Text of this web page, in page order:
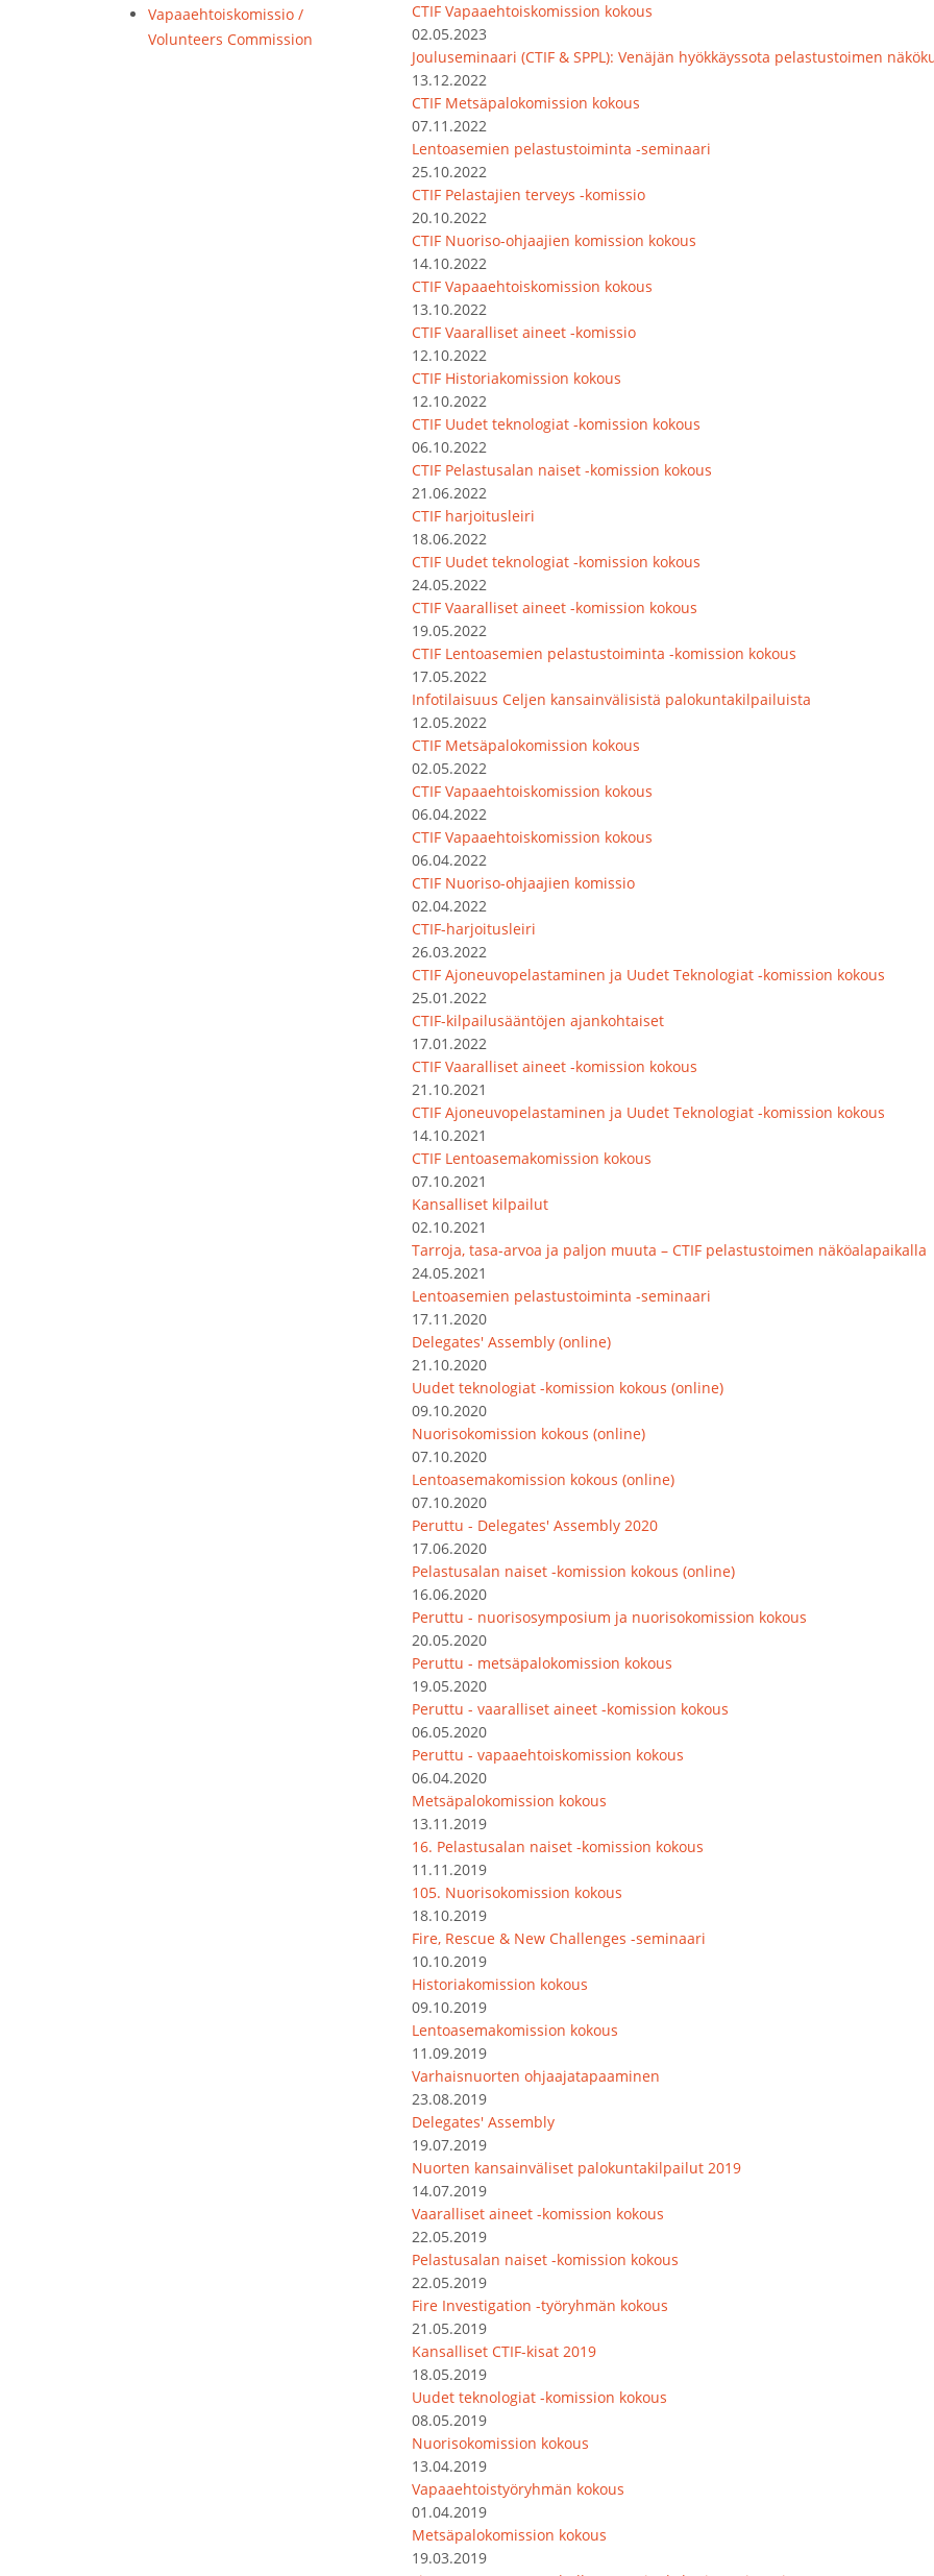
Vapaaehtoiskomissio /
Volunteers Commission
CTIF Vapaaehtoiskomission kokous
02.05.2023
Jouluseminaari (CTIF & SPPL): Venäjän hyökkäyssota pelastustoimen
13.12.2022
CTIF Metsäpalokomission kokous
07.11.2022
Lentoasemien pelastustoiminta -seminaari
25.10.2022
CTIF Pelastajien terveys -komissio
20.10.2022
CTIF Nuoriso-ohjaajien komission kokous
14.10.2022
CTIF Vapaaehtoiskomission kokous
13.10.2022
CTIF Vaaralliset aineet -komissio
12.10.2022
CTIF Historiakomission kokous
12.10.2022
CTIF Uudet teknologiat -komission kokous
06.10.2022
CTIF Pelastusalan naiset -komission kokous
21.06.2022
CTIF harjoitusleiri
18.06.2022
CTIF Uudet teknologiat -komission kokous
24.05.2022
CTIF Vaaralliset aineet -komission kokous
19.05.2022
CTIF Lentoasemien pelastustoiminta -komission kokous
17.05.2022
Infotilaisuus Celjen kansainvälisistä palokuntakilpailuista
12.05.2022
CTIF Metsäpalokomission kokous
02.05.2022
CTIF Vapaaehtoiskomission kokous
06.04.2022
CTIF Vapaaehtoiskomission kokous
06.04.2022
CTIF Nuoriso-ohjaajien komissio
02.04.2022
CTIF-harjoitusleiri
26.03.2022
CTIF Ajoneuvopelastaminen ja Uudet Teknologiat -komission kokous
25.01.2022
CTIF-kilpailusääntöjen ajankohtaiset
17.01.2022
CTIF Vaaralliset aineet -komission kokous
21.10.2021
CTIF Ajoneuvopelastaminen ja Uudet Teknologiat -komission kokous
14.10.2021
CTIF Lentoasemakomission kokous
07.10.2021
Kansalliset kilpailut
02.10.2021
Tarroja, tasa-arvoa ja paljon muuta – CTIF pelastustoimen näköalapaikalla
24.05.2021
Lentoasemien pelastustoiminta -seminaari
17.11.2020
Delegates' Assembly (online)
21.10.2020
Uudet teknologiat -komission kokous (online)
09.10.2020
Nuorisokomission kokous (online)
07.10.2020
Lentoasemakomission kokous (online)
07.10.2020
Peruttu - Delegates' Assembly 2020
17.06.2020
Pelastusalan naiset -komission kokous (online)
16.06.2020
Peruttu - nuorisosymposium ja nuorisokomission kokous
20.05.2020
Peruttu - metsäpalokomission kokous
19.05.2020
Peruttu - vaaralliset aineet -komission kokous
06.05.2020
Peruttu - vapaaehtoiskomission kokous
06.04.2020
Metsäpalokomission kokous
13.11.2019
16. Pelastusalan naiset -komission kokous
11.11.2019
105. Nuorisokomission kokous
18.10.2019
Fire, Rescue & New Challenges -seminaari
10.10.2019
Historiakomission kokous
09.10.2019
Lentoasemakomission kokous
11.09.2019
Varhaisnuorten ohjaajatapaaminen
23.08.2019
Delegates' Assembly
19.07.2019
Nuorten kansainväliset palokuntakilpailut 2019
14.07.2019
Vaaralliset aineet -komission kokous
22.05.2019
Pelastusalan naiset -komission kokous
22.05.2019
Fire Investigation -työryhmän kokous
21.05.2019
Kansalliset CTIF-kisat 2019
18.05.2019
Uudet teknologiat -komission kokous
08.05.2019
Nuorisokomission kokous
13.04.2019
Vapaaehtoistyöryhmän kokous
01.04.2019
Metsäpalokomission kokous
19.03.2019